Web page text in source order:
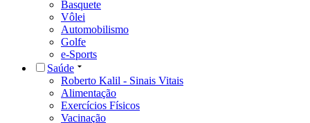
Basquete
Vôlei
Automobilismo
Golfe
e-Sports
Saúde
Roberto Kalil - Sinais Vitais
Alimentação
Exercícios Físicos
Vacinação